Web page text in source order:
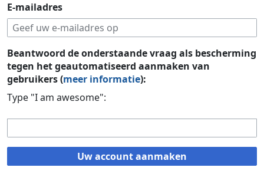
E-mailadres
Beantwoord de onderstaande vraag als bescherming
tegen het geautomatiseerd aanmaken van
gebruikers (meer informatie):
Type "I am awesome":
Uw account aanmaken